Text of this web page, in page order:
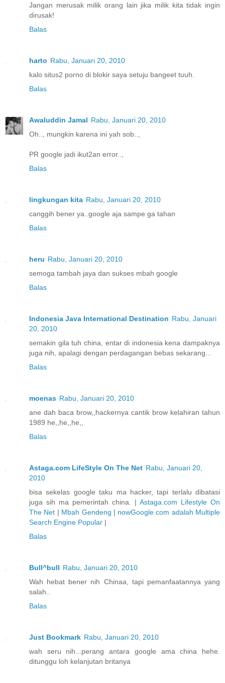
Jangan merusak milik orang lain jika milik kita tidak ingin
dirusak!
Balas
harto Rabu, Januari 20, 2010
kalo situs2 porno di blokir saya setuju bangeet tuuh.
Balas
Awaluddin Jamal Rabu, Januari 20, 2010
Oh.., mungkin karena ini yah sob..,
PR google jadi ikut2an error..,
Balas
lingkungan kita Rabu, Januari 20, 2010
canggih bener ya..google aja sampe ga tahan
Balas
heru Rabu, Januari 20, 2010
semoga tambah jaya dan sukses mbah google
Balas
Indonesia Java International Destination Rabu, Januari
20, 2010
semakin gila tuh china, entar di indonesia kena dampaknya
juga nih, apalagi dengan perdagangan bebas sekarang...
Balas
moenas Rabu, Januari 20, 2010
ane dah baca brow,,hackernya cantik brow kelahiran tahun
1989 he,,he,,he,,
Balas
Astaga.com LifeStyle On The Net Rabu, Januari 20,
2010
bisa sekelas google taku ma hacker, tapi terlalu dibatasi
juga sih ma pemerintah china. | Astaga.com Lifestyle On
The Net | Mbah Gendeng | nowGoogle.com adalah Multiple
Search Engine Popular |
Balas
Bull^bull Rabu, Januari 20, 2010
Wah hebat bener nih Chinaa, tapi pemanfaatannya yang
salah..
Balas
Just Bookmark Rabu, Januari 20, 2010
wah seru nih...perang antara google ama china hehe.
ditunggu loh kelanjutan britanya